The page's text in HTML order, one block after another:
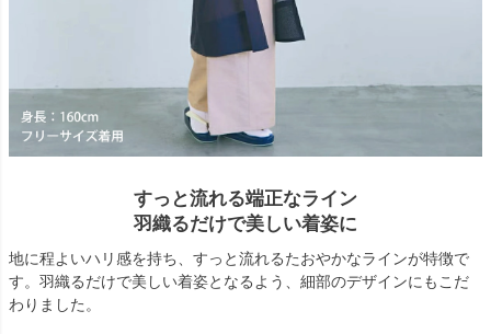
すっと流れる端正なライン
羽織るだけで美しい着姿に
地に程よいハリ感を持ち、すっと流れるたおやかなラインが特徴で
す。羽織るだけで美しい着姿となるよう、細部のデザインにもこだ
わりました。